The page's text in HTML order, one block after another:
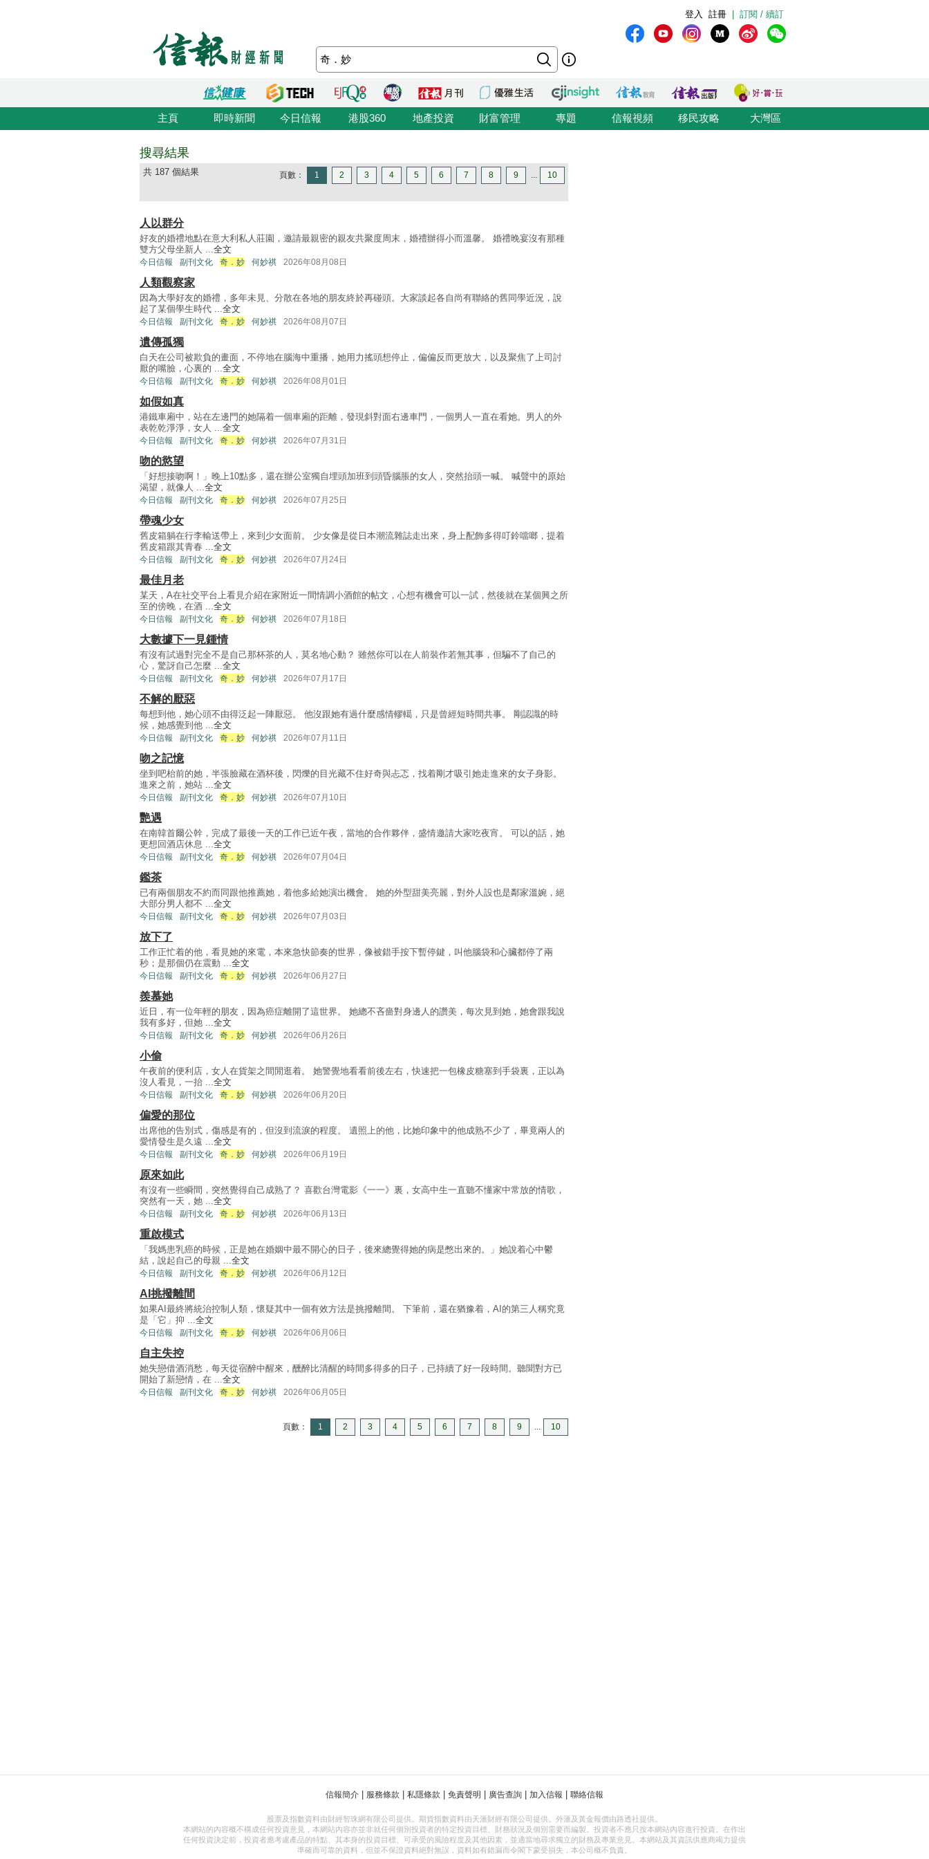
訂閱 / 續訂
註冊
登入
主頁 即時新聞 今日信報 港股360 地產投資 財富管理 專題 信報視頻 移民攻略 大灣區
搜尋結果
共 187 個結果 頁數： 1 2 3 4 5 6 7 8 9 ... 10
人以群分
好友的婚禮地點在意大利私人莊園，邀請最親密的親友共聚度周末，婚禮辦得小而溫馨。 婚禮晚宴沒有那種
雙方父母坐新人 ...全文
今日信報 副刊文化 奇．妙 何妙祺 2026年08月08日
人類觀察家
因為大學好友的婚禮，多年未見、分散在各地的朋友終於再碰頭。大家談起各自尚有聯絡的舊同學近況，說
起了某個學生時代 ...全文
今日信報 副刊文化 奇．妙 何妙祺 2026年08月07日
遺傳孤獨
白天在公司被欺負的畫面，不停地在腦海中重播，她用力搖頭想停止，偏偏反而更放大，以及聚焦了上司討
厭的嘴臉，心裏的 ...全文
今日信報 副刊文化 奇．妙 何妙祺 2026年08月01日
如假如真
港鐵車廂中，站在左邊門的她隔着一個車廂的距離，發現斜對面右邊車門，一個男人一直在看她。男人的外
表乾乾淨淨，女人 ...全文
今日信報 副刊文化 奇．妙 何妙祺 2026年07月31日
吻的慾望
「好想接吻啊！」晚上10點多，還在辦公室獨自埋頭加班到頭昏腦脹的女人，突然抬頭一喊。 喊聲中的原始
渴望，就像人 ...全文
今日信報 副刊文化 奇．妙 何妙祺 2026年07月25日
帶魂少女
舊皮箱躺在行李輸送帶上，來到少女面前。 少女像是從日本潮流雜誌走出來，身上配飾多得叮鈴噹啷，提着
舊皮箱跟其青春 ...全文
今日信報 副刊文化 奇．妙 何妙祺 2026年07月24日
最佳月老
某天，A在社交平台上看見介紹在家附近一間情調小酒館的帖文，心想有機會可以一試，然後就在某個興之所
至的傍晚，在酒 ...全文
今日信報 副刊文化 奇．妙 何妙祺 2026年07月18日
大數據下一見鍾情
有沒有試過對完全不是自己那杯茶的人，莫名地心動？ 雖然你可以在人前裝作若無其事，但騙不了自己的
心，驚訝自己怎麼 ...全文
今日信報 副刊文化 奇．妙 何妙祺 2026年07月17日
不解的厭惡
每想到他，她心頭不由得泛起一陣厭惡。 他沒跟她有過什麼感情轇轕，只是曾經短時間共事。 剛認識的時
候，她感覺到他 ...全文
今日信報 副刊文化 奇．妙 何妙祺 2026年07月11日
吻之記憶
坐到吧枱前的她，半張臉藏在酒杯後，閃爍的目光藏不住好奇與忐忑，找着剛才吸引她走進來的女子身影。
進來之前，她站 ...全文
今日信報 副刊文化 奇．妙 何妙祺 2026年07月10日
艷遇
在南韓首爾公幹，完成了最後一天的工作已近午夜，當地的合作夥伴，盛情邀請大家吃夜宵。 可以的話，她
更想回酒店休息 ...全文
今日信報 副刊文化 奇．妙 何妙祺 2026年07月04日
鑑茶
已有兩個朋友不約而同跟他推薦她，着他多給她演出機會。 她的外型甜美亮麗，對外人設也是鄰家溫婉，絕
大部分男人都不 ...全文
今日信報 副刊文化 奇．妙 何妙祺 2026年07月03日
放下了
工作正忙着的他，看見她的來電，本來急快節奏的世界，像被錯手按下暫停鍵，叫他腦袋和心臟都停了兩
秒；是那個仍在震動 ...全文
今日信報 副刊文化 奇．妙 何妙祺 2026年06月27日
羨慕她
近日，有一位年輕的朋友，因為癌症離開了這世界。 她總不吝嗇對身邊人的讚美，每次見到她，她會跟我說
我有多好，但她 ...全文
今日信報 副刊文化 奇．妙 何妙祺 2026年06月26日
小偷
午夜前的便利店，女人在貨架之間閒逛着。 她警覺地看看前後左右，快速把一包橡皮糖塞到手袋裏，正以為
沒人看見，一抬 ...全文
今日信報 副刊文化 奇．妙 何妙祺 2026年06月20日
偏愛的那位
出席他的告別式，傷感是有的，但沒到流淚的程度。 遺照上的他，比她印象中的他成熟不少了，畢竟兩人的
愛情發生是久遠 ...全文
今日信報 副刊文化 奇．妙 何妙祺 2026年06月19日
原來如此
有沒有一些瞬間，突然覺得自己成熟了？ 喜歡台灣電影《一一》裏，女高中生一直聽不懂家中常放的情歌，
突然有一天，她 ...全文
今日信報 副刊文化 奇．妙 何妙祺 2026年06月13日
重啟模式
「我媽患乳癌的時候，正是她在婚姻中最不開心的日子，後來總覺得她的病是憋出來的。」她說着心中鬱
結，說起自己的母親 ...全文
今日信報 副刊文化 奇．妙 何妙祺 2026年06月12日
AI挑撥離間
如果AI最終將統治控制人類，懷疑其中一個有效方法是挑撥離間。 下筆前，還在猶豫着，AI的第三人稱究竟
是「它」抑 ...全文
今日信報 副刊文化 奇．妙 何妙祺 2026年06月06日
自主失控
她失戀借酒消愁，每天從宿醉中醒來，醺醉比清醒的時間多得多的日子，已持續了好一段時間。聽聞對方已
開始了新戀情，在 ...全文
今日信報 副刊文化 奇．妙 何妙祺 2026年06月05日
頁數： 1 2 3 4 5 6 7 8 9 ... 10
信報簡介 服務條款 私隱條款 免責聲明 廣告查詢 加入信報 聯絡信報
股票及指數資料由財經智珠網有限公司提供。期貨指數資料由天滙財經有限公司提供。外滙及黃金報價由路透社提供。
本網站的內容概不構成任何投資意見，本網站內容亦並非就任何個別投資者的特定投資目標、財務狀況及個別需要而編製。投資者不應只按本網站內容進行投資。在作出
任何投資決定前，投資者應考慮產品的特點、其本身的投資目標、可承受的風險程度及其他因素，並適當地尋求獨立的財務及專業意見。本網站及其資訊供應商竭力提供
準確而可靠的資料，但並不保證資料絕對無誤，資料如有錯漏而令閣下蒙受損失，本公司概不負責。